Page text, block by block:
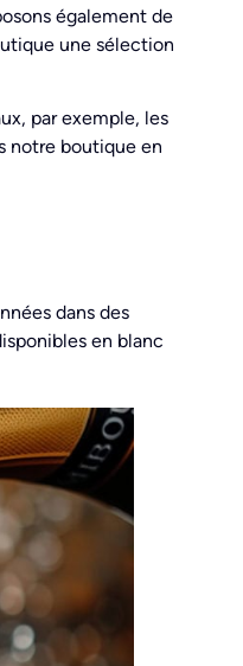
également de
une sélection
par exemple, les
notre boutique en
dans des
en blanc